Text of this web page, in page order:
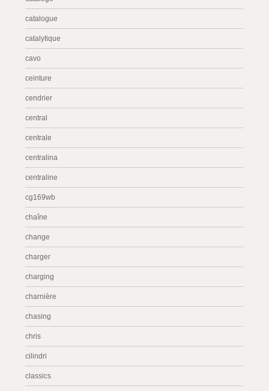
catalogue
catalytique
cavo
ceinture
cendrier
central
centrale
centralina
centraline
cg169wb
chaîne
change
charger
charging
charnière
chasing
chris
cilindri
classics